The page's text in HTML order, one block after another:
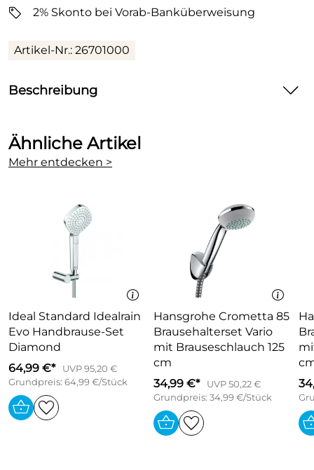
2% Skonto bei Vorab-Banküberweisung
Artikel-Nr.: 26701000
Beschreibung
Hansgrohe Raindance Select S Brausehalterset 120 3jet mit
Brauseschlauch 125 cm
Oberfläche: Chrom
Besteht aus: Handbrause, Brausehalter,
Brauseschlauch
Strahlart: RainAir, Rain, WhirlAir
komfortable Strahlartenumstellung durch Select-
Brausekopfgröße: 125 mm
brauseseitiger Drehwirbel gegen lästiges
Verdrehen des Brauseschlauches
maximale Durchflussmenge bei 3 bar: 15 l/min
verchromte Wandstütze aus Kunststoff
Lieferumfang: Brausehalterset, Siebdichtung,
Befestigungsmaterial, Montageanleitung
Ähnliche Artikel
Mehr entdecken >
Ideal Standard Idealrain
Evo Handbrause-Set
Diamond
64,99 €*
UVP 95,20 €
Grundpreis: 64,99 €/Stück
Hansgrohe Crometta 85
Brausehalterset Vario
mit Brauseschlauch 125
cm
34,99 €*
UVP 50,22 €
Grundpreis: 34,99 €/Stück